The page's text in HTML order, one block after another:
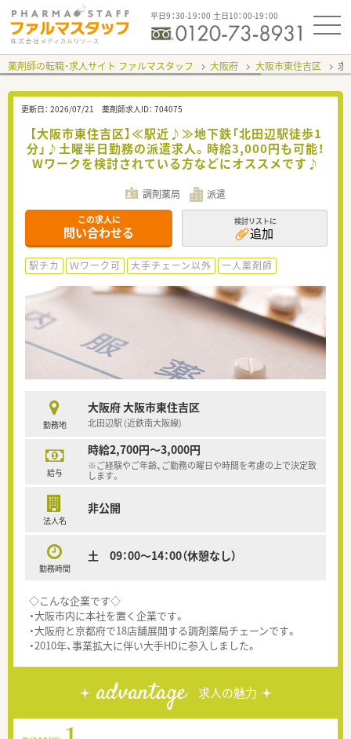
平日9：30-19：00 土日10：00-19：00
薬剤師の転職・求人サイト ファルマスタッフ 大阪府 大阪市東住吉区 求
更新日： 2026/07/21 薬剤師求人ID： 704075
【大阪市東住吉区】≪駅近♪≫地下鉄「北田辺駅徒歩1
分」♪土曜半日勤務の派遣求人。時給3,000円も可能！
Wワークを検討されている方などにオススメです♪
調剤薬局 派遣
この求人に
問い合わせる
検討リストに
追加
駅チカ Ｗワーク可 大手チェーン以外 一人薬剤師
勤務地
大阪府 大阪市東住吉区
北田辺駅 (近鉄南大阪線)
給与
時給2,700円～3,000円
※ご経験やご年齢、ご勤務の曜日や時間を考慮の上で決定致
します。
法人名
非公開
勤務時間
土 09：00～14：00（休憩なし）
◇こんな企業です◇
・大阪市内に本社を置く企業です。
・大阪府と京都府で18店舗展開する調剤薬局チェーンです。
・2010年、事業拡大に伴い大手HDに参入しました。
advantage 求人の魅力